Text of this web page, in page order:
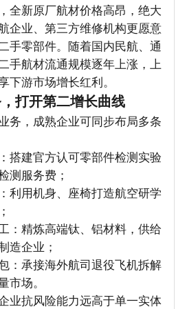
全新原厂航材价格高昂，绝大
企业、第三方维修机构更愿意
手零部件。随着国内民航、通
手航材流通规模逐年上涨，上
下游市场增长红利。
打开第二增长曲线
务，成熟企业可同步布局多条
搭建官方认可零部件检测实验
测服务费；
利用机身、座椅打造航空研学
：精炼高端钛、铝材料，供给
造企业；
：承接海外航司退役飞机拆解
市场。
业抗风险能力远高于单一实体